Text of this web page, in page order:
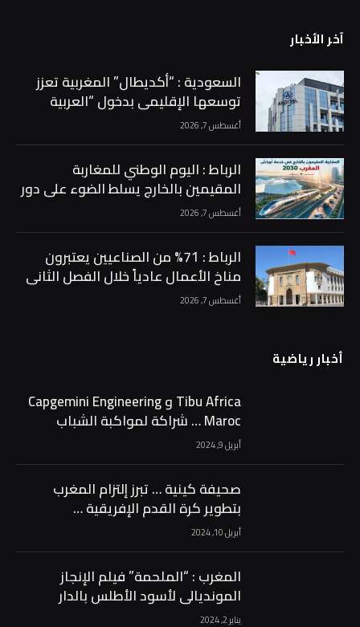
آخر الأخبار
السعودية : “أكديطال” المغربية تعزز
توسعها الإقليمي بدخول “العربية
للاستثمار” إلى رأسمالها بحصة 15% …
أغسطس 7, 2026
الرباط : اليوم الوطني للمغاربة
المقيمين بالخارج يسلط الضوء على دور
الجالية في دعم أوراش المغرب 2030 …
أغسطس 7, 2026
الرباط : 71% من الصناعيين يعتبرون
مناخ الأعمال عادياً خلال الفصل الثاني
من 2026 …
أغسطس 7, 2026
أخبار رياضية
Tibu Africa و Capgemini Engineering
Maroc … شراكة لمواكبة الشباب
الرياضي …
أبريل 9, 2024
صحيفة كينية … تبرز إلتزام المغرب
بتطوير كرة القدم الإفريقية …
أبريل 10, 2024
المغرب : “الملحمة” فيلم الإنجاز
المونديالي لأسود الأطلس بالدار
البيضاء …
يناير 2, 2024